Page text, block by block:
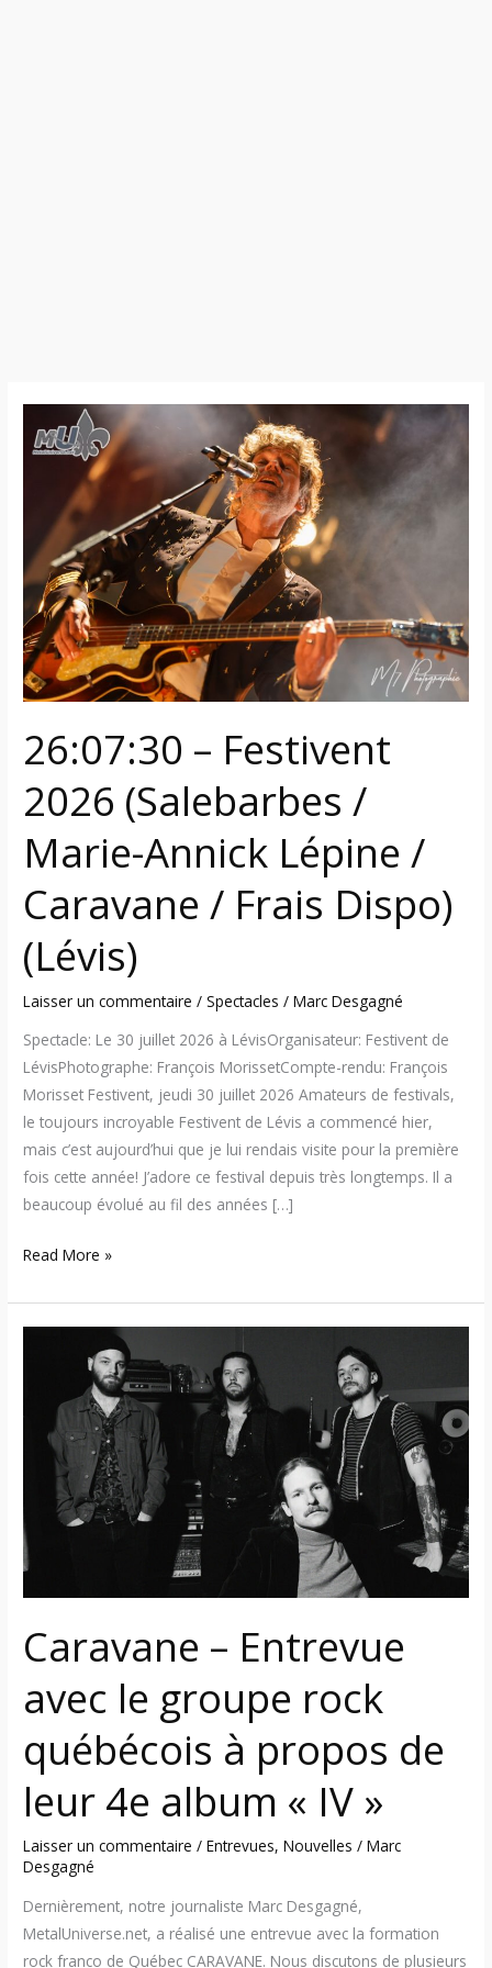
26:07:30 – Festivent
2026 (Salebarbes /
Marie-Annick Lépine /
Caravane / Frais Dispo)
(Lévis)
Laisser un commentaire /Spectacles /Marc Desgagné
Spectacle: Le 30 juillet 2026 à LévisOrganisateur: Festivent de
LévisPhotographe: François MorissetCompte-rendu: François
Morisset Festivent, jeudi 30 juillet 2026 Amateurs de festivals,
le toujours incroyable Festivent de Lévis a commencé hier,
mais c’est aujourd’hui que je lui rendais visite pour la première
fois cette année! J’adore ce festival depuis très longtemps. Il a
beaucoup évolué au fil des années […]
26:07:30
2026 (Salebarbes
Marie-
Annick
Lépine
/
Caravane
/
Dispo)
Read More »
Caravane – Entrevue
avec le groupe rock
québécois à propos de
leur 4e album « IV »
Laisser un commentaire /Entrevues,Nouvelles /Marc
Desgagné
Dernièrement, notre journaliste Marc Desgagné,
MetalUniverse.net, a réalisé une entrevue avec la formation
rock franco de Québec CARAVANE. Nous discutons de plusieurs
Entrevue
groupe
québécois
à
leur
4e
album